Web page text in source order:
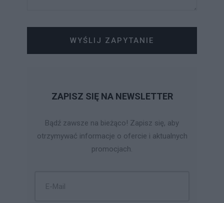
WYŚLIJ ZAPYTANIE
ZAPISZ SIĘ NA NEWSLETTER
Bądź zawsze na bieżąco! Zapisz się, aby
otrzymywać informacje o ofercie i aktualnych
promocjach.